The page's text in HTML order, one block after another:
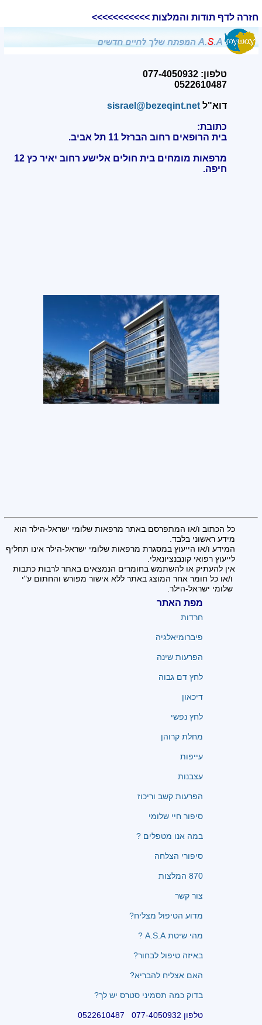
חזרה לדף תודות והמלצות >>>>>>>>>>>
טלפון: 077-4050932
0522610487
דוא"לsisrael@bezeqint.net
כתובת:
בית הרופאים רחוב הברזל 11 תל אביב.
מרפאות מומחים בית חולים אלישע רחוב יאיר כץ 12
חיפה.
כל הכתוב ו/או המתפרסם באתר מרפאות שלומי ישראל-הילר הוא
מידע ראשוני בלבד.
המידע ו/או הייעוץ במסגרת מרפאות שלומי ישראל-הילר אינו תחליף
לייעוץ רפואי קונבנציונאלי.
אין להעתיק או להשתמש בחומרים הנמצאים באתר לרבות כתבות
ו/או כל חומר אחר המוצג באתר ללא אישור מפורש והחתום ע"י
שלומי ישראל-הילר.
מפת האתר
חרדות
פיברומיאלגיה
הפרעות שינה
לחץ דם גבוה
דיכאון
לחץ נפשי
מחלת קרוהן
עייפות
עצבנות
הפרעות קשב וריכוז
סיפור חיי שלומי
במה אנו מטפלים ?
סיפורי הצלחה
870 המלצות
צור קשר
מדוע הטיפול מצליח?
מהי שיטת A.S.A ?
באיזה טיפול לבחור?
האם אצליח להבריא?
בדוק כמה תסמיני סטרס יש לך?
טלפון 077-4050932 0522610487